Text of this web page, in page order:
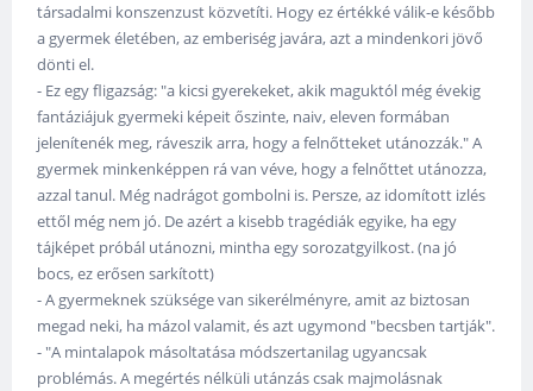
társadalmi konszenzust közvetíti. Hogy ez értékké válik-e később
a gyermek életében, az emberiség javára, azt a mindenkori jövő
dönti el.
- Ez egy fligazság: "a kicsi gyerekeket, akik maguktól még évekig
fantáziájuk gyermeki képeit őszinte, naiv, eleven formában
jelenítenék meg, ráveszik arra, hogy a felnőtteket utánozzák." A
gyermek minkenképpen rá van véve, hogy a felnőttet utánozza,
azzal tanul. Még nadrágot gombolni is. Persze, az idomított izlés
ettől még nem jó. De azért a kisebb tragédiák egyike, ha egy
tájképet próbál utánozni, mintha egy sorozatgyilkost. (na jó
bocs, ez erősen sarkított)
- A gyermeknek szüksége van sikerélményre, amit az biztosan
megad neki, ha mázol valamit, és azt ugymond "becsben tartják".
- "A mintalapok másoltatása módszertanilag ugyancsak
problémás. A megértés nélküli utánzás csak majmolásnak